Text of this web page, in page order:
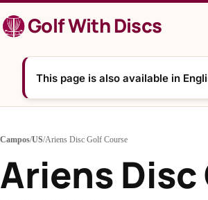
al
contenidoGolf With Discs
This page is also available in
Campos/US/Ariens Disc Golf Course
Ariens